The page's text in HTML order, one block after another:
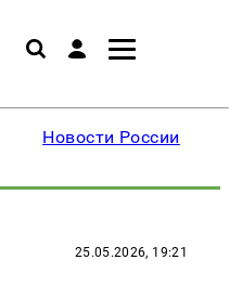
Новости России
25.05.2026, 19:21